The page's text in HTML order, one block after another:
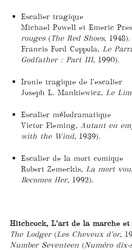
Escalier tragique
Michael Powell et Emeric
rouges (The Red Shoes, 1948).
Francis Ford Coppola, Le
Godfather : Part III, 1990).
Ironie tragique de l’escalier
Joseph L. Mankiewicz, Le
Escalier mélodramatique
Victor Fleming, Autant en
with the Wind, 1939).
Escalier de la mort comique
Robert Zemeckis, La mort
Becomes Her, 1992).
Hitchcock, L’art de la marche et
The Lodger(Les Cheveux d’or,
Number Seventeen (Numéro dix-